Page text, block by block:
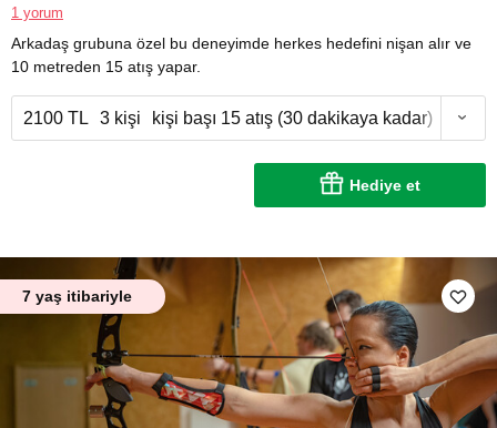
1 yorum
Arkadaş grubuna özel bu deneyimde herkes hedefini nişan alır ve
10 metreden 15 atış yapar.
2100 TL 3 kişi kişi başı 15 atış (30 dakikaya kadar)
Hediye et
7 yaş itibariyle